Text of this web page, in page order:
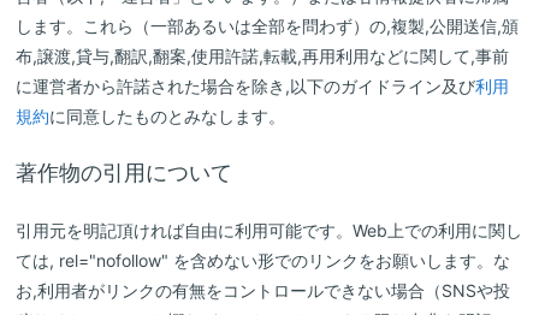
します。これら（一部あるいは全部を問わず）の,複製,公開送信,頒
布,譲渡,貸与,翻訳,翻案,使用許諾,転載,再用利用などに関して,事前
に運営者から許諾された場合を除き,以下のガイドライン及び利用
規約に同意したものとみなします。
著作物の引用について
引用元を明記頂ければ自由に利用可能です。Web上での利用に関し
ては, rel="nofollow" を含めない形でのリンクをお願いします。な
お,利用者がリンクの有無をコントロールできない場合（SNSや投